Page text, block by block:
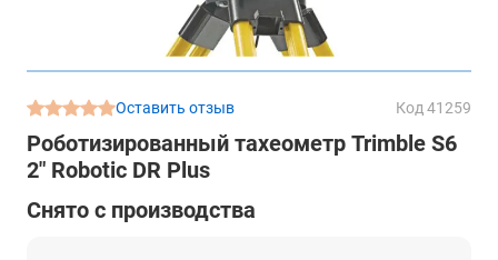
Оставить отзыв Код 41259
Роботизированный тахеометр Trimble S6
2" Robotic DR Plus
Снято с производства